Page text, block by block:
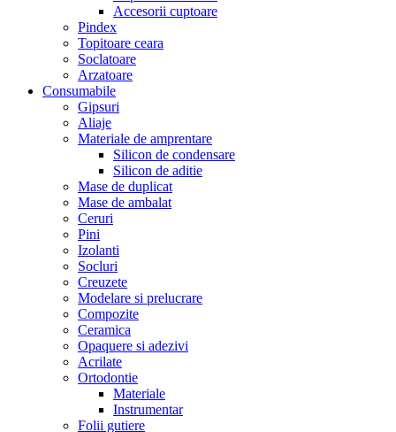
Accesorii cuptoare
Pindex
Topitoare ceara
Soclatoare
Arzatoare
Consumabile
Gipsuri
Aliaje
Materiale de amprentare
Silicon de condensare
Silicon de aditie
Mase de duplicat
Mase de ambalat
Ceruri
Pini
Izolanti
Socluri
Creuzete
Modelare si prelucrare
Compozite
Ceramica
Opaquere si adezivi
Acrilate
Ortodontie
Materiale
Instrumentar
Folii gutiere